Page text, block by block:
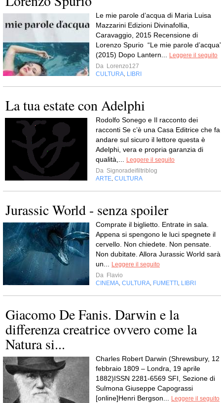
Le mie parole d’acqua di Maria Luisa
Mazzarini Edizioni Divinafollia,
Caravaggio, 2015 Recensione di
Lorenzo Spurio “Le mie parole
(2015) Dopo Lantern... Leggere il seguito
Da Lorenzo127
CULTURA, LIBRI
La tua estate con Adelphi
Rodolfo Sonego e Il racconto dei
racconti Se c’è una Casa Editrice che fa
andare sul sicuro il lettore questa è
Adelphi, vera e propria garanzia di
qualità,... Leggere il seguito
Da Signoradeifiltriblog
ARTE, CULTURA
Jurassic World - senza spoiler
Comprate il biglietto. Entrate in sala.
Appena si spengono le luci spegnete il
cervello. Non chiedete. Non pensate.
Non dubitate. Allora Jurassic World sarà
un... Leggere il seguito
Da Flavio
CINEMA, CULTURA, FUMETTI , LIBRI
Giacomo De Fanis. Darwin e la
differenza creatrice ovvero come la
Natura si...
Charles Robert Darwin (Shrewsbury, 12
febbraio 1809 – Londra, 19 aprile
1882)ISSN 2281-6569 SFI, Sezione di
Sulmona Giuseppe Capograssi
[online]Henri Bergson... Leggere il seguito